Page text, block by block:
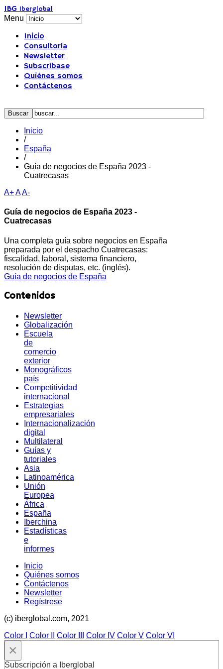
IBG Iberglobal
Menu
Inicio
Consultoría
Newsletter
Subscríbase
Quiénes somos
Contáctenos
Inicio
/
España
/
Guía de negocios de España 2023 -
Cuatrecasas
A+AA-
Guía de negocios de España 2023 -
Cuatrecasas
Una completa guía sobre negocios en España
preparada por el despacho Cuatrecasas:
fiscalidad, laboral, sistema financiero,
resolución de disputas, etc. (inglés).
Guía de negocios de España
Contenidos
Newsletter
Globalización
Escuela
de
comercio
exterior
Monográficos
país
Competitividad
internacional
Estrategias
empresariales
Internacionalización
digital
Multilateral
Guías y
tutoriales
Asia
Latinoamérica
Unión
Europea
África
España
Iberchina
Estadísticas
e
informes
Inicio
Quiénes somos
Contáctenos
Newsletter
Regístrese
(c) iberglobal.com, 2021
Color I
Color II Color III Color IV Color V Color VI
×
Subscripción a Iberglobal